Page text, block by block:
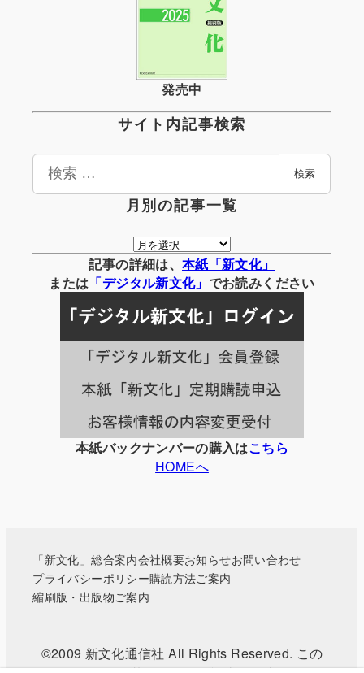
発売中
サイト内記事検索
検
検索
月別の記事一覧
月
別
の
事
一
覧
記事の詳細は、 本紙「新文化」
または 「デジタル新文化」 でお読みください
本紙バックナンバーの購入はこちら
HOMEへ
「新文化」総合案内会社概要お知らせお問い合わせ
プライバシーポリシー購読方法ご案内
縮刷版・出版物ご案内
©2009 新文化通信社 All Rights Reserved. この